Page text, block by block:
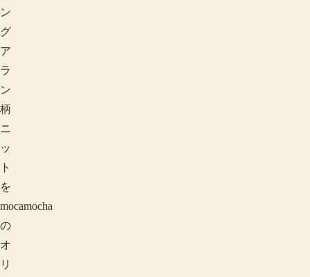
ン
グ
ア
ラ
ン
柄
ニ
ッ
ト
を
mocamocha
の
オ
リ